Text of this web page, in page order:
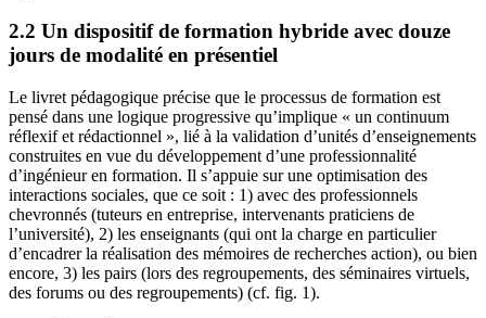
2.2 Un dispositif de formation hybride avec douze
jours de modalité en présentiel
Le livret pédagogique précise que le processus de formation est
pensé dans une logique progressive qu’implique « un continuum
réflexif et rédactionnel », lié à la validation d’unités d’enseignements
construites en vue du développement d’une professionnalité
d’ingénieur en formation. Il s’appuie sur une optimisation des
interactions sociales, que ce soit : 1) avec des professionnels
chevronnés (tuteurs en entreprise, intervenants praticiens de
l’université), 2) les enseignants (qui ont la charge en particulier
d’encadrer la réalisation des mémoires de recherches action), ou bien
encore, 3) les pairs (lors des regroupements, des séminaires virtuels,
des forums ou des regroupements) (cf. fig. 1).